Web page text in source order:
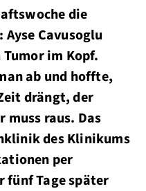
die
Cavusoglu
im Kopf.
ab und hoffte,
drängt, der
muss raus. Das
des Klinikums
per
fünf Tage später